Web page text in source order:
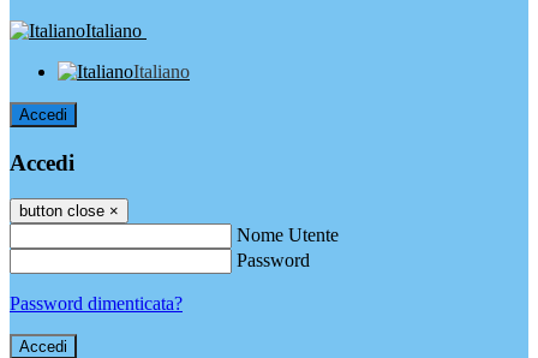
Italiano
Italiano
Accedi
Accedi
button close ×
Nome Utente
Password
Password dimenticata?